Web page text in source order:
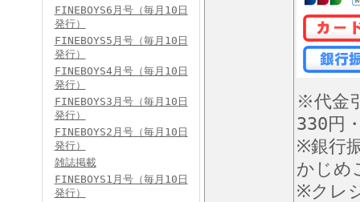
FINEBOYS2024年9月号
FINEBOYS6月号（毎月10日
発行）
FINEBOYS5月号（毎月10日
発行）
FINEBOYS4月号（毎月10日
発行）
FINEBOYS3月号（毎月10日
発行）
FINEBOYS2月号（毎月10日
発行）
雑誌掲載
FINEBOYS1月号（毎月10日
発行）
※代金
330円
※銀行
かじめ
※クレ